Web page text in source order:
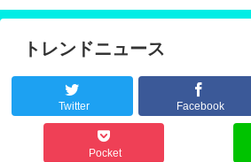
トレンドニュース
Twitter Facebook
Pocket